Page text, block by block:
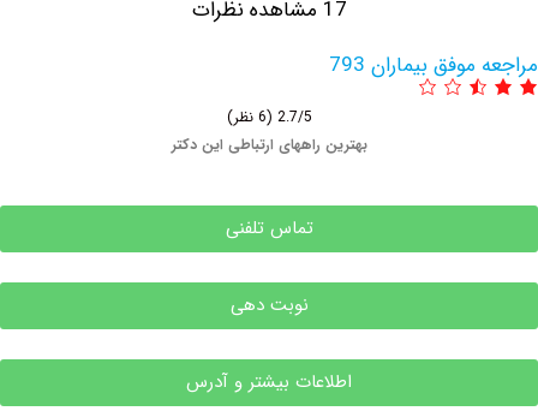
بیماران 793
بهترین راههای ارتباطی این دکتر
تماس تلفنی
نوبت دهی
اطلاعات بیشتر و آدرس